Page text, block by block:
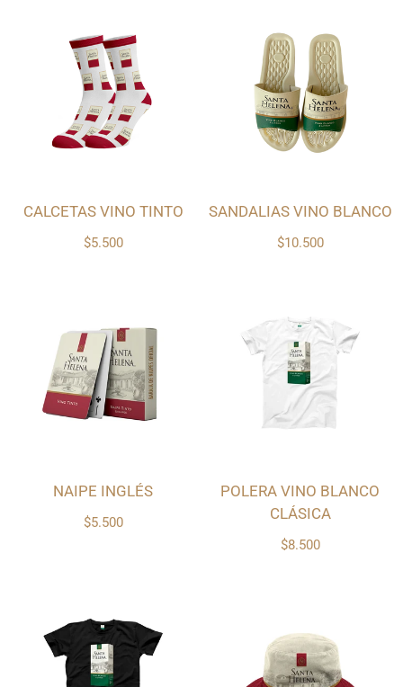
$5.500
CALCETAS VINO TINTO
$10.500
SANDALIAS VINO BLANCO
$5.500
NAIPE INGLÉS
$8.500
POLERA VINO BLANCO
CLÁSICA